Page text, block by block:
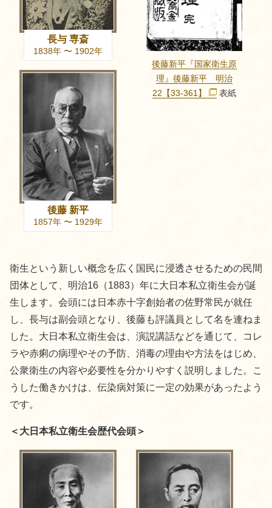
長与 専斎
1838年 〜 1902年
後藤 新平
1857年 〜 1929年
後藤新平『国家衛生原
理』後藤新平 明治
22【33-361】
表紙
衛生という新しい概念を広く国民に浸透させるための民間
団体として、明治16（1883）年に大日本私立衛生会が誕
生します。会頭には日本赤十字創始者の佐野常民が就任
し、長与は副会頭となり、後藤も評議員として名を連ねま
した。大日本私立衛生会は、演説講話などを通じて、コレ
ラや赤痢の病理やその予防、消毒の理由や方法をはじめ、
公衆衛生の内容や必要性を分かりやすく説明しました。こ
うした働きかけは、伝染病対策に一定の効果があったよう
です。
＜大日本私立衛生会歴代会頭＞